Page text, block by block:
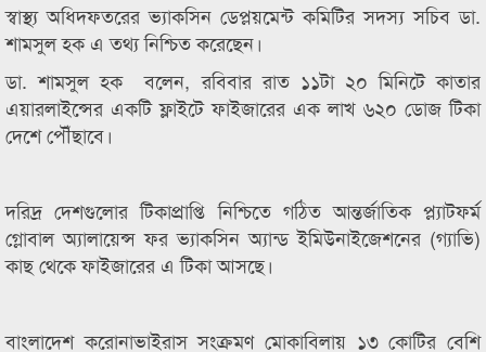
স্বাস্থ্য অধিদফতরের ভ্যাকসিন ডেপ্লয়মেন্ট কমিটির সদস্য সচিব ডা.
শামসুল হক এ তথ্য নিশ্চিত করেছেন।
ডা. শামসুল হক বলেন, রবিবার রাত ১১টা ২০ মিনিটে কাতার
এয়ারলাইন্সের একটি ফ্লাইটে ফাইজারের এক লাখ ৬২০ ডোজ টিকা
দেশে পৌঁছাবে।
দরিদ্র দেশগুলোর টিকাপ্রাপ্তি নিশ্চিতে গঠিত আন্তর্জাতিক প্ল্যাটফর্ম
গ্লোবাল অ্যালায়েন্স ফর ভ্যাকসিন অ্যান্ড ইমিউনাইজেশনের (গ্যাভি)
কাছ থেকে ফাইজারের এ টিকা আসছে।
বাংলাদেশ করোনাভাইরাস সংক্রমণ মোকাবিলায় ১৩ কোটির বেশি